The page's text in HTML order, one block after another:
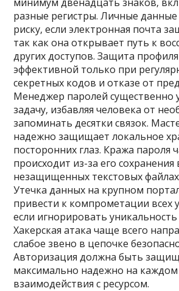
разные регистры. Личные
риску‚ если электронная почта
так как она открывает путь к
других доступов. Защита
эффективной только при
секретных кодов и отказе от
Менеджер паролей существенно
задачу‚ избавляя человека от
запоминать десятки связок.
надежно защищает локальное
посторонних глаз. Кража пароля
происходит из-за его сохранения
незащищенных текстовых файлах
Утечка данных на крупном
привести к компрометации всех
если игнорировать
Хакерская атака чаще всего
слабое звено в цепочке
Авторизация должна быть
максимально надежно на каждом
взаимодействия с ресурсом.